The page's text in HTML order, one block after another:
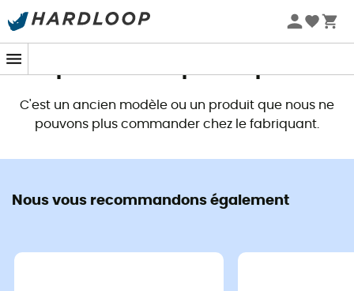
Promos d'été 🔥 -5 % EXTRA dès 2 produits* code Summer5
C'est un ancien modèle ou un produit que nous ne
pouvons plus commander chez le fabriquant.
Nous vous recommandons également